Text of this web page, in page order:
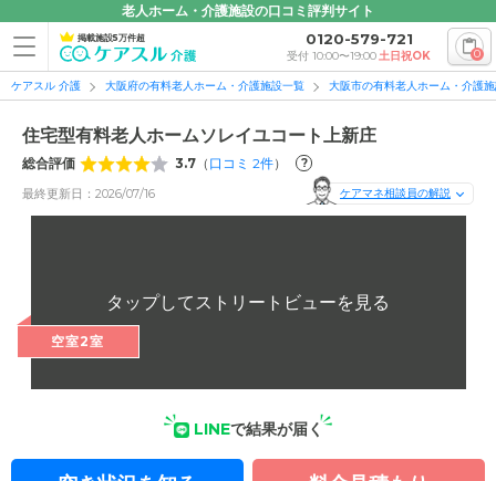
老人ホーム・介護施設の口コミ評判サイト
掲載施設5万件超 0120-579-721
受付 10:00〜19:00土日祝OK 0
ケアスル 介護 大阪府の有料老人ホーム・介護施設一覧 大阪市の有料老人ホーム・介護
住宅型有料老人ホームソレイユコート上新庄
総合評価 3.7 （ 口コミ 2件） ?
最終更新日：2026/07/16 ケアマネ相談員の解説
空室2室
LINEで結果が届く